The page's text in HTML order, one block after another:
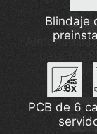
Blindaje
PCB de 6
Nuevo
para
7W/